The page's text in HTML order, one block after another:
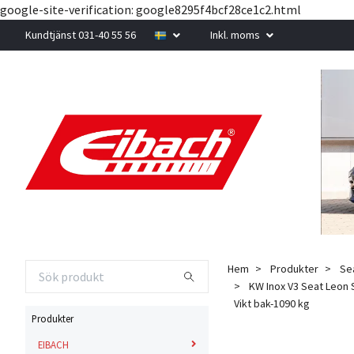
google-site-verification: google8295f4bcf28ce1c2.html
Kundtjänst 031-40 55 56 Inkl. moms
Produkter
EIBACH
Hem Produkter
KW Inox V3 Seat
Vikt bak-1090 kg